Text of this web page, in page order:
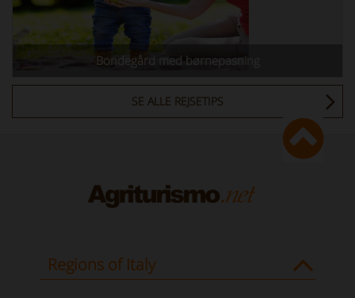
Bondegård med børnepasning
SE ALLE REJSETIPS
Regions of Italy